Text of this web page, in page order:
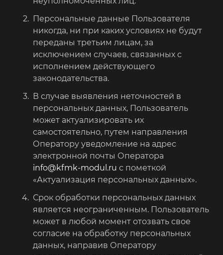
Персональные данные Пользователя
никогда, ни при каких условиях не будут
переданы третьим лицам, за
исключением случаев, связанных с
исполнением действующего
законодательства.
В случае выявления неточностей в
персональных данных, Пользователь
может актуализировать их
самостоятельно, путем направления
Оператору уведомление на адрес
электронной почты Оператора
info@kfmk-modul.ru с пометкой
«Актуализация персональных данных».
Срок обработки персональных данных
является неограниченным. Пользователь
может в любой момент отозвать свое
согласие на обработку персональных
данных, направив Оператору